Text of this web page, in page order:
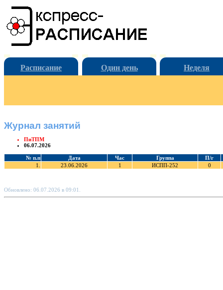
Расписание Один день Неделя
Журнал занятий
ПиТПМ
06.07.2026
№ п.п Дата Час Группа
П/г
1.
23.06.2026 1 ИСПП-252 0
Обновлено: 06.07.2026 в 09:01.